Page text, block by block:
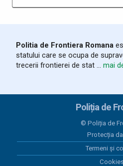
versiunea 13
20 iulie 2026
30 iunie 2026
Programul Anual al Achizițiilor
Act adițional 8 amenajare mal
Nouă 2023
Politia de Frontiera Romana
statului care se ocupa de
trecerii frontierei de stat ... mai
Poliția de
© Poliția de
Protecția
Termeni și